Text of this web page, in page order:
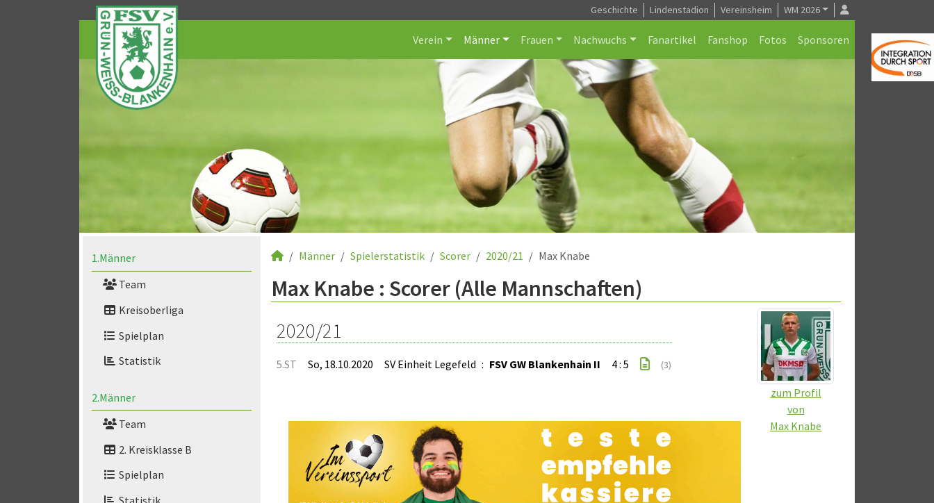
Geschichte Lindenstadion Vereinsheim WM 2026
Verein Männer Frauen Nachwuchs Fanartikel Fanshop Fotos Sponsoren
1.Männer
Team
Kreisoberliga
Spielplan
Statistik
2.Männer
Team
2. Kreisklasse B
Spielplan
Männer Spielerstatistik Scorer 2020/21 Max Knabe
Max Knabe : Scorer (Alle Mannschaften)
zum Profil
von
Max Knabe
2020/21
5.ST So, 18.10.2020 SV Einheit Legefeld : FSV GW Blankenhain II 4 : 5 (3)